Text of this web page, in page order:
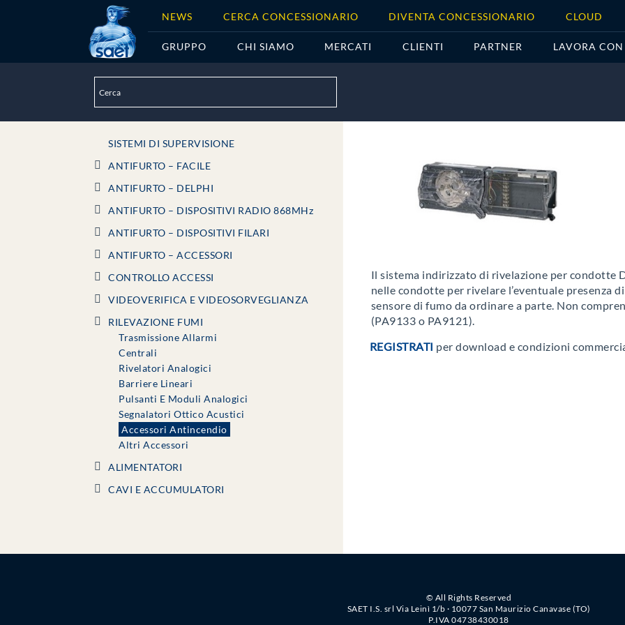
NEWS CERCA CONCESSIONARIO DIVENTA CONCESSIONARIO CLOUD
GRUPPO CHI SIAMO MERCATI CLIENTI PARTNER LAVORA
SISTEMI DI SUPERVISIONE
ANTIFURTO – FACILE
ANTIFURTO – DELPHI
ANTIFURTO – DISPOSITIVI RADIO 868MHz
ANTIFURTO – DISPOSITIVI FILARI
ANTIFURTO – ACCESSORI
CONTROLLO ACCESSI
VIDEOVERIFICA E VIDEOSORVEGLIANZA
RILEVAZIONE FUMI
Trasmissione Allarmi
Centrali
Rivelatori Analogici
Barriere Lineari
Pulsanti E Moduli Analogici
Segnalatori Ottico Acustici
Accessori Antincendio
Altri Accessori
ALIMENTATORI
CAVI E ACCUMULATORI
Il sistema indirizzato di rivelazione per condotte
nelle condotte per rivelare l’eventuale presenza
sensore di fumo da ordinare a parte. Non
(PA9133 o PA9121).
REGISTRATI per download e condizioni
© All Rights Reserved
SAET I.S. srl Via Leinì 1/b · 10077 San Maurizio Canavase (TO)
P.IVA 04738430018